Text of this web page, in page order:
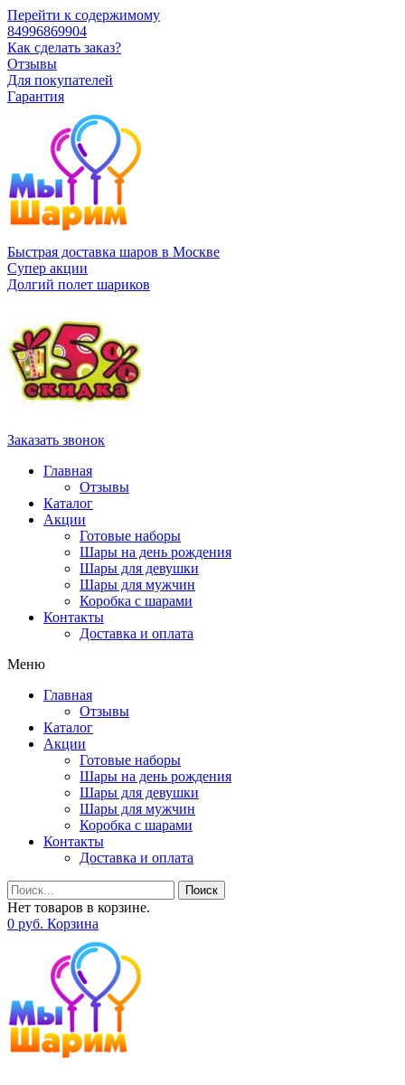
Перейти к содержимому
84996869904
Как сделать заказ?
Отзывы
Для покупателей
Гарантия
Быстрая доставка шаров в Москве
Супер акции
Долгий полет шариков
Заказать звонок
Главная
Отзывы
Каталог
Акции
Готовые наборы
Шары на день рождения
Шары для девушки
Шары для мужчин
Коробка с шарами
Контакты
Доставка и оплата
Меню
Главная
Отзывы
Каталог
Акции
Готовые наборы
Шары на день рождения
Шары для девушки
Шары для мужчин
Коробка с шарами
Контакты
Доставка и оплата
Поиск
Нет товаров в корзине.
0 руб. Корзина